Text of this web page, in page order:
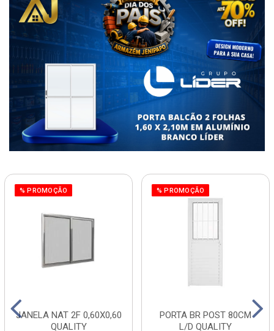
% PROMOÇÃO
JANELA NAT 2F 0,60X0,60
QUALITY
% PROMOÇÃO
PORTA BR POST 80CM
L/D QUALITY